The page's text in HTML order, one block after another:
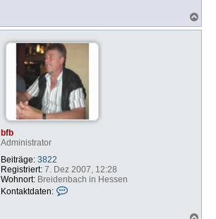
a
bfb
Administrator
Beiträge: 3822
Registriert:7. Dez 2007, 12:28
Wohnort:Breidenbach in Hessen
Kontaktdaten: